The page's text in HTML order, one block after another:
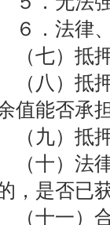
．法律、
七）抵押
八）抵押
值能否承
九）抵押
十）法律
，是否已
十一）合